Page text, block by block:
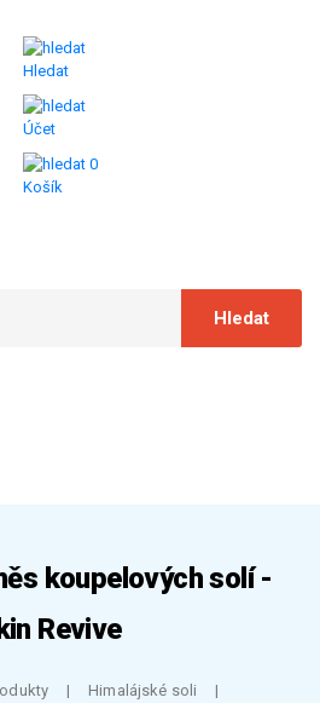
Hledat
Účet
0
Košík
koupelových solí -
Revive
Himalájské soli